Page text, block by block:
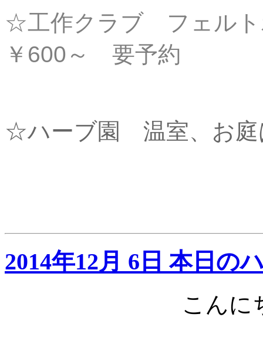
☆工作クラブ フェル
￥600～
要予約
☆ハーブ園 温室、お庭
2014年12月 6日 本日の
こんに